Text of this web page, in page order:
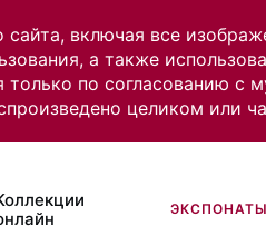
включая все
а также
только по согласованию с
целиком или
ЭКСПОНАТЫ